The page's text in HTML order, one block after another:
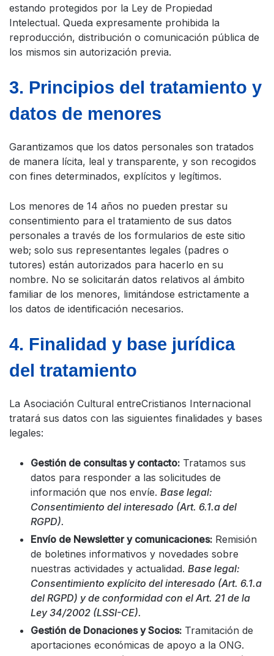
estando protegidos por la Ley de Propiedad
Intelectual. Queda expresamente prohibida la
reproducción, distribución o comunicación pública de
los mismos sin autorización previa.
3. Principios del tratamiento y
datos de menores
Garantizamos que los datos personales son tratados
de manera lícita, leal y transparente, y son recogidos
con fines determinados, explícitos y legítimos.
Los menores de 14 años no pueden prestar su
consentimiento para el tratamiento de sus datos
personales a través de los formularios de este sitio
web; solo sus representantes legales (padres o
tutores) están autorizados para hacerlo en su
nombre. No se solicitarán datos relativos al ámbito
familiar de los menores, limitándose estrictamente a
los datos de identificación necesarios.
4. Finalidad y base jurídica
del tratamiento
La Asociación Cultural entreCristianos Internacional
tratará sus datos con las siguientes finalidades y bases
legales:
Gestión de consultas y contacto: Tratamos sus
datos para responder a las solicitudes de
información que nos envíe. Base legal:
Consentimiento del interesado (Art. 6.1.a del
RGPD).
Envío de Newsletter y comunicaciones: Remisión
de boletines informativos y novedades sobre
nuestras actividades y actualidad. Base legal:
Consentimiento explícito del interesado (Art. 6.1.a
del RGPD) y de conformidad con el Art. 21 de la
Ley 34/2002 (LSSI-CE).
Gestión de Donaciones y Socios: Tramitación de
aportaciones económicas de apoyo a la ONG.